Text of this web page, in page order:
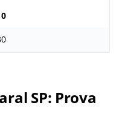
SP: Prova